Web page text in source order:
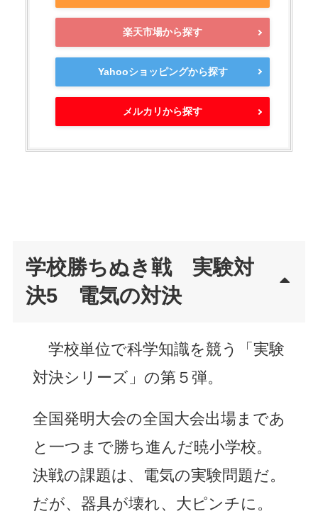
楽天市場から探す
Yahooショッピングから探す
メルカリから探す
学校勝ちぬき戦 実験対
決5 電気の対決
学校単位で科学知識を競う「実験
対決シリーズ」の第５弾。
全国発明大会の全国大会出場まであ
と一つまで勝ち進んだ暁小学校。
決戦の課題は、電気の実験問題だ。
だが、器具が壊れ、大ピンチに。